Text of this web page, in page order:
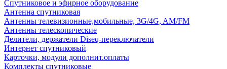
Спутниковое и эфирное оборудование
Антенна спутниковая
Антенны телевизионные,мобильные, 3G/4G, AM/FM
Антенны телескопические
Делители, держатели Diseq-переключатели
Интернет спутниковый
Карточки, модули дополнит.оплаты
Комплекты спутниковые